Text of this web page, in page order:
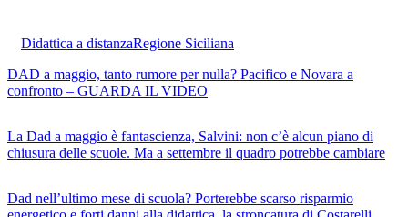
Didattica a distanzaRegione Siciliana
DAD a maggio, tanto rumore per nulla? Pacifico e Novara a
confronto – GUARDA IL VIDEO
La Dad a maggio è fantascienza, Salvini: non c’è alcun piano di
chiusura delle scuole. Ma a settembre il quadro potrebbe cambiare
Dad nell’ultimo mese di scuola? Porterebbe scarso risparmio